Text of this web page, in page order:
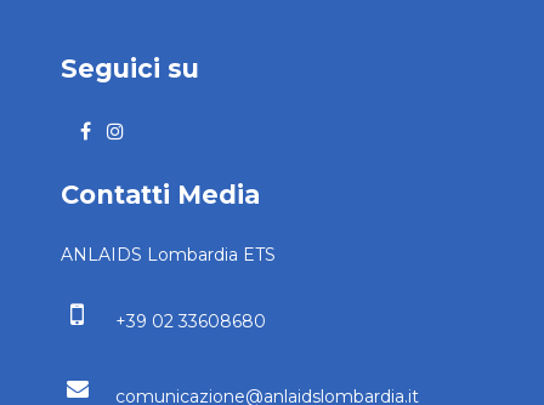
Seguici su
Contatti Media
ANLAIDS Lombardia ETS
+39 02 33608680
comunicazione@anlaidslombardia.it